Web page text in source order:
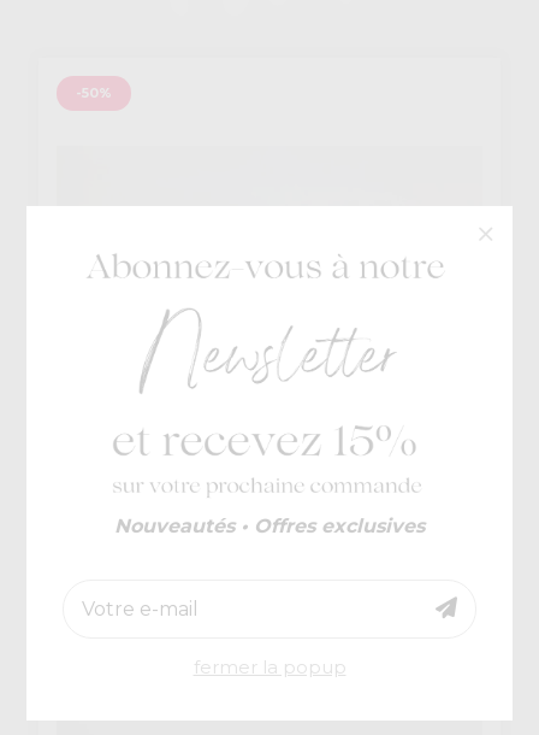
-50%
Bunnies JR
Nouveautés • Offres exclusives
fermer la popup